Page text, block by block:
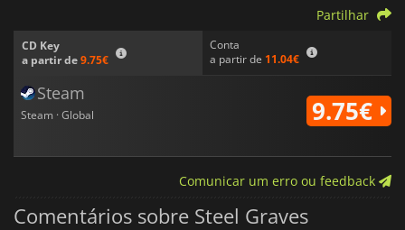
CD Key
a partir de9.75€
Conta
a partir de 11.04€
Partilhar
Steam
Steam · Global 9.75€
Comunicar um erro ou feedback
Comentários sobre Steel Graves